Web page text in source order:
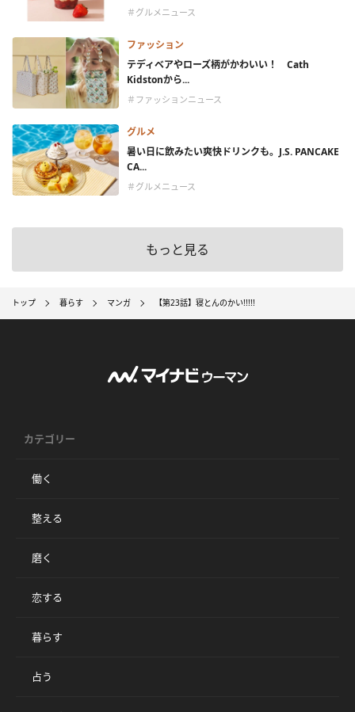
＃グルメニュース
ファッション
テディベアやローズ柄がかわいい！ Cath
Kidstonから...
＃ファッションニュース
グルメ
暑い日に飲みたい爽快ドリンクも。J.S. PANCAKE
CA...
＃グルメニュース
もっと見る
トップ 暮らす マンガ 【第23話】寝とんのかい!!!!!
カテゴリー
働く
整える
磨く
恋する
暮らす
占う